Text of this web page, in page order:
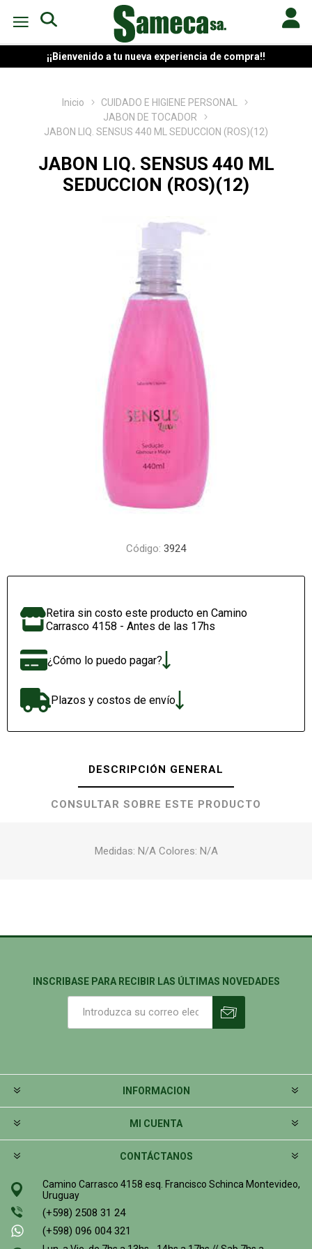
¡¡Bienvenido a tu nueva experiencia de compra!!
Inicio
CUIDADO E HIGIENE PERSONAL
JABON DE TOCADOR
JABON LIQ. SENSUS 440 ML SEDUCCION (ROS)(12)
JABON LIQ. SENSUS 440 ML
SEDUCCION (ROS)(12)
Código: 3924
Retira sin costo este producto en Camino
Carrasco 4158 - Antes de las 17hs
¿Cómo lo puedo pagar?
Plazos y costos de envío
DESCRIPCIÓN GENERAL
CONSULTAR SOBRE ESTE PRODUCTO
Medidas: N/A Colores: N/A
INSCRIBASE PARA RECIBIR LAS ÚLTIMAS NOVEDADES
INFORMACION
MI CUENTA
CONTÁCTANOS
Camino Carrasco 4158 esq. Francisco Schinca Montevideo,
Uruguay
(+598) 2508 31 24
(+598) 096 004 321